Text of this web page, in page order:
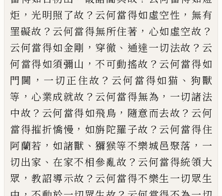
炬 ， 光明照了故 ？ 云何當得如虛空性 ， 無有
罣礙故 ？ 云何當得無所住著 ， 心如虛空故 ？
云何當得如金剛 ， 穿徹 、 通達一切法故 ？ 云
何當得如須彌山 ，不可動搖故 ？ 云何當得如
門閫 ， 一切正住故 ？ 云何當得如猫 、 狗獸
等 ， 心業成就故 ？ 云何當得無為 ， 一切諸法
中故 ？ 云何當得如飛鳥 ， 隨意而去故 ？ 云何
當得摧折憍慢 ， 如旃陀羅子故 ？ 云何當得住
阿蘭若 ， 如諸獸 、獼猴等不樂城邑聚落 ， 一
切出家 、 在家不相參亂故 ？ 云何當得統領大
眾 ，教詔導示故 ？ 云何當得不樂生一切眾生